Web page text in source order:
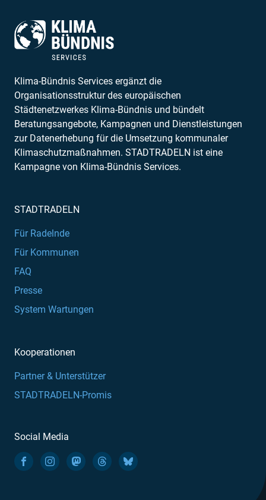
Klima-Bündnis Services ergänzt die
Organisationsstruktur des europäischen
Städtenetzwerkes Klima-Bündnis und bündelt
Beratungsangebote, Kampagnen und Dienstleistungen
zur Datenerhebung für die Umsetzung kommunaler
Klimaschutzmaßnahmen. STADTRADELN ist eine
Kampagne von Klima-Bündnis Services.
STADTRADELN
Für Radelnde
Für Kommunen
FAQ
Presse
System Wartungen
Kooperationen
Partner & Unterstützer
STADTRADELN-Promis
Social Media